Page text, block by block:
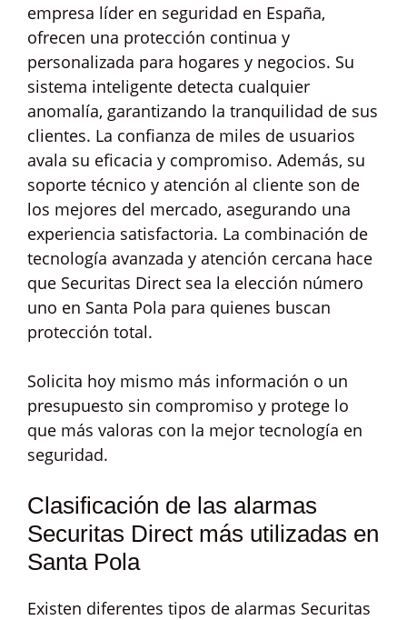
empresa líder en seguridad en España,
ofrecen una protección continua y
personalizada para hogares y negocios. Su
sistema inteligente detecta cualquier
anomalía, garantizando la tranquilidad de sus
clientes. La confianza de miles de usuarios
avala su eficacia y compromiso. Además, su
soporte técnico y atención al cliente son de
los mejores del mercado, asegurando una
experiencia satisfactoria. La combinación de
tecnología avanzada y atención cercana hace
que Securitas Direct sea la elección número
uno en Santa Pola para quienes buscan
protección total.
Solicita hoy mismo más información o un
presupuesto sin compromiso y protege lo
que más valoras con la mejor tecnología en
seguridad.
Clasificación de las alarmas
Securitas Direct más utilizadas en
Santa Pola
Existen diferentes tipos de alarmas Securitas